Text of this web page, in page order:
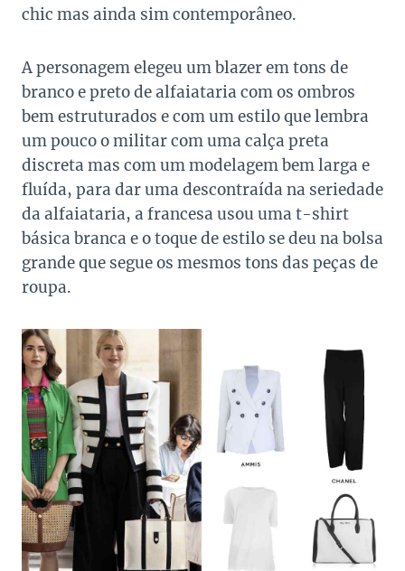
chic mas ainda sim contemporâneo.
A personagem elegeu um blazer em tons de
branco e preto de alfaiataria com os ombros
bem estruturados e com um estilo que lembra
um pouco o militar com uma calça preta
discreta mas com um modelagem bem larga e
fluída, para dar uma descontraída na seriedade
da alfaiataria, a francesa usou uma t-shirt
básica branca e o toque de estilo se deu na bolsa
grande que segue os mesmos tons das peças de
roupa.